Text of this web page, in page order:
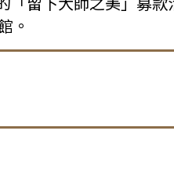
。